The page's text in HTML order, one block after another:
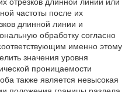
частоты после их
длинной линии и
обработку согласно
именно этому
значения уровня
проницаемости
также является невысокая